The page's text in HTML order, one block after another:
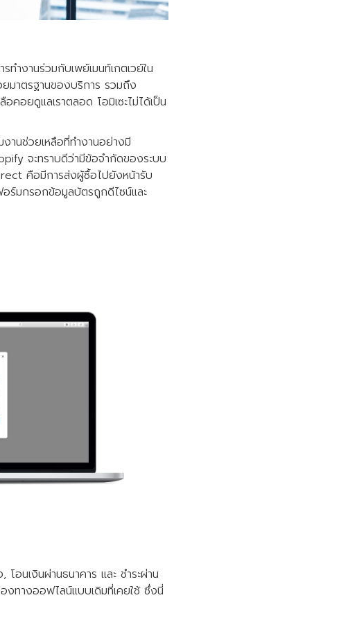
ำงานร่วมกับเพย์เมนท์เกตเวย์ใน
ยมาตรฐานของบริการ รวมถึง
อยดูแลเราตลอด โอมิเซะไม่ได้เป็น
านช่วยเหลือที่ทำงานอย่างมี
จะทราบดีว่ามีข้อจำกัดของระบบ
คือมีการส่งผู้ซื้อไปยังหน้ารับ
อร์มกรอกข้อมูลบัตรถูกดีไซน์และ
อนเงินผ่านธนาคาร และ ชำระผ่าน
องทางออฟไลน์แบบเดิมที่เคยใช้ ซึ่งนี่